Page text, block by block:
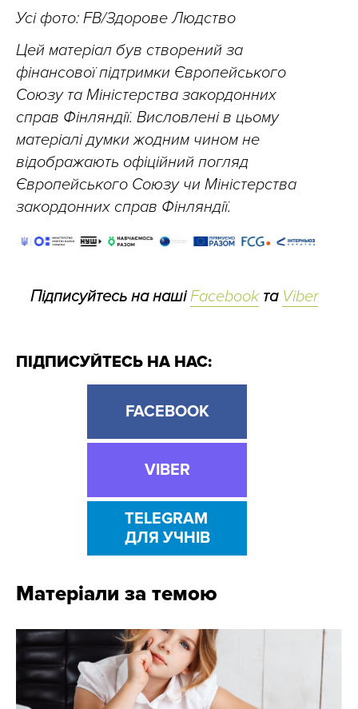
Усі фото: FB/Здорове Людство
Цей матеріал був створений за
фінансової підтримки Європейського
Союзу та Міністерства закордонних
справ Фінляндії. Висловлені в цьому
матеріалі думки жодним чином не
відображають офіційний погляд
Європейського Союзу чи Міністерства
закордонних справ Фінляндії.
Підписуйтесь на нашіFacebookта Viber
ПІДПИСУЙТЕСЬ НА НАС:
FACEBOOK
VIBER
TELEGRAM
ДЛЯ УЧНІВ
Матеріали за темою